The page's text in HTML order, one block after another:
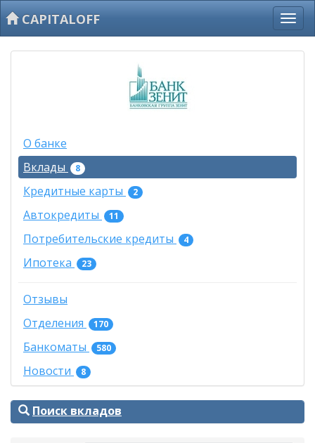
CAPITALOFF
О банке
Вклады
8
Кредитные карты 2
Автокредиты 11
Потребительские кредиты 4
Ипотека 23
Отзывы
Отделения
170
Банкоматы 580
Новости 8
Поиск вкладов